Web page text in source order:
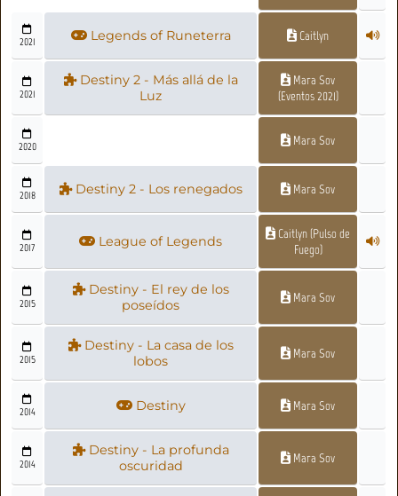
2021 Legends of Runeterra Caitlyn
2021
Destiny 2 - Más allá de la
Luz
Mara Sov
(Eventos 2021)
2020 Mara Sov
2018 Destiny 2 - Los renegados Mara Sov
2017 League of Legends
Caitlyn (Pulso de
Fuego)
2015
Destiny - El rey de los
poseídos
Mara Sov
2015
Destiny - La casa de los
lobos
Mara Sov
2014 Destiny Mara Sov
2014
Destiny - La profunda
oscuridad
Mara Sov